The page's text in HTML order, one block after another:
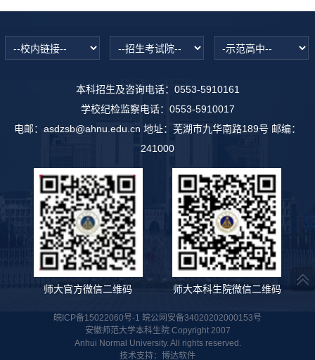
本科招生及咨询电话：0553-5910161
学校纪检监察电话：0553-5910017
电邮：asdzsb@ahnu.edu.cn 地址：芜湖市九华南路189号 邮编：
241000
师大官方微信二维码 师大本科生院微信二维码
皖ICP备15022060号-1 皖公网安备34020202000153号
安徽师范大学本科生院 Copyright 2007
Anhui Normal University. All rights reserved.
技术支持： 博达软件